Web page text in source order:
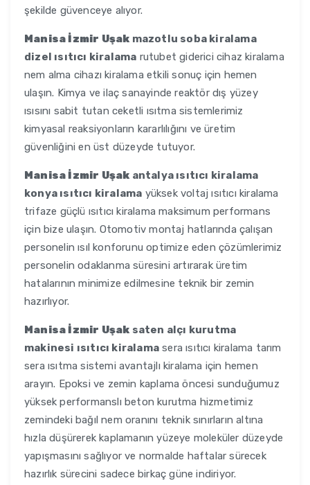
şekilde güvenceye alıyor.
Manisa İzmir Uşak mazotlu soba kiralama
dizel ısıtıcı kiralama rutubet giderici cihaz kiralama
nem alma cihazı kiralama etkili sonuç için hemen
ulaşın. Kimya ve ilaç sanayinde reaktör dış yüzey
ısısını sabit tutan ceketli ısıtma sistemlerimiz
kimyasal reaksiyonların kararlılığını ve üretim
güvenliğini en üst düzeyde tutuyor.
Manisa İzmir Uşak antalya ısıtıcı kiralama
konya ısıtıcı kiralama yüksek voltaj ısıtıcı kiralama
trifaze güçlü ısıtıcı kiralama maksimum performans
için bize ulaşın. Otomotiv montaj hatlarında çalışan
personelin ısıl konforunu optimize eden çözümlerimiz
personelin odaklanma süresini artırarak üretim
hatalarının minimize edilmesine teknik bir zemin
hazırlıyor.
Manisa İzmir Uşak saten alçı kurutma
makinesi ısıtıcı kiralama sera ısıtıcı kiralama tarım
sera ısıtma sistemi avantajlı kiralama için hemen
arayın. Epoksi ve zemin kaplama öncesi sunduğumuz
yüksek performanslı beton kurutma hizmetimiz
zemindeki bağıl nem oranını teknik sınırların altına
hızla düşürerek kaplamanın yüzeye moleküler düzeyde
yapışmasını sağlıyor ve normalde haftalar sürecek
hazırlık sürecini sadece birkaç güne indiriyor.